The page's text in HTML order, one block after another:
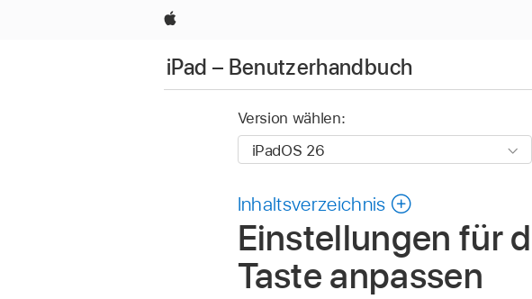
Apple
iPad – Benutzerhandbuch
Version wählen:
Inhaltsverzeichnis
Einstellungen für
Taste anpassen